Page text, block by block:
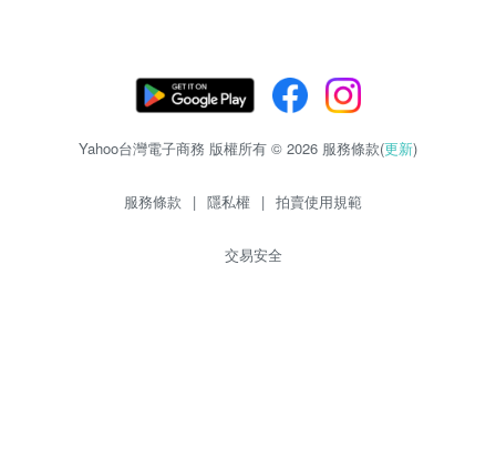
Yahoo台灣電子商務 版權所有 © 2026 服務條款(更新)
服務條款 | 隱私權 | 拍賣使用規範
交易安全